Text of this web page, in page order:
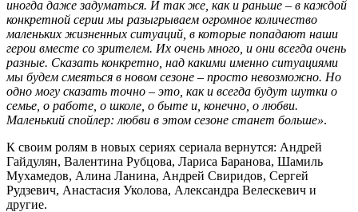
иногда даже задуматься. И так же, как и раньше – в каждой
конкретной серии мы разыгрываем огромное количество
маленьких жизненных ситуаций, в которые попадают наши
герои вместе со зрителем. Их очень много, и они всегда очень
разные. Сказать конкретно, над какими именно ситуациями
мы будем смеяться в новом сезоне – просто невозможно. Но
одно могу сказать точно – это, как и всегда будут шутки о
семье, о работе, о школе, о быте и, конечно, о любви.
Маленький спойлер: любви в этом сезоне станет больше».
К своим ролям в новых сериях сериала вернутся: Андрей
Гайдулян, Валентина Рубцова, Лариса Баранова, Шамиль
Мухамедов, Алина Ланина, Андрей Свиридов, Сергей
Рудзевич, Анастасия Уколова, Александра Велескевич и
другие.